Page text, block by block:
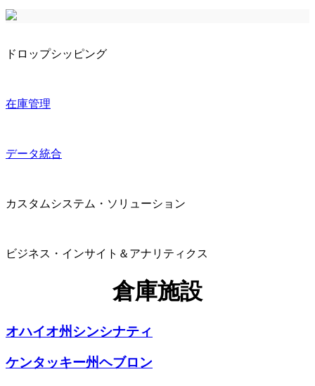
ドロップシッピング
在庫管理
データ統合
カスタムシステム・ソリューション
ビジネス・インサイト＆アナリティクス
倉庫施設
オハイオ州シンシナティ
ケンタッキー州ヘブロン